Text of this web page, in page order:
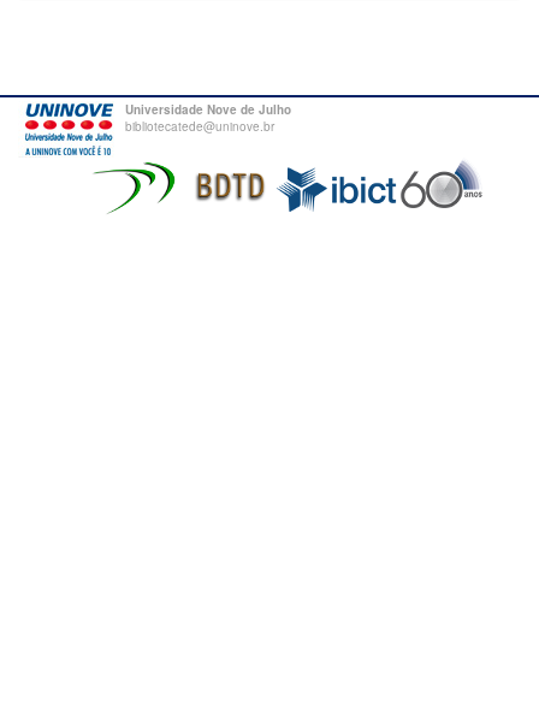
Universidade Nove de Julho
bibliotecatede@uninove.br